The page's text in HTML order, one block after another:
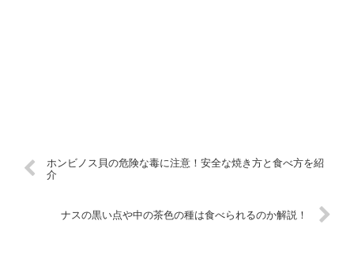
ホンビノス貝の危険な毒に注意！安全な焼き方と食べ方を紹
介
ナスの黒い点や中の茶色の種は食べられるのか解説！